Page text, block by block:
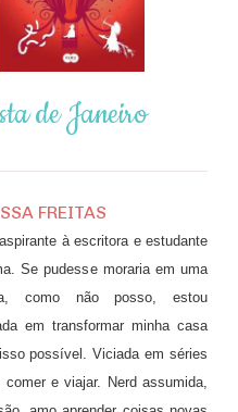
de Janeiro
FREITAS
à escritora e estudante
Se pudesse moraria em uma
como não posso, estou
em transformar minha casa
possível. Viciada em séries
e viajar. Nerd assumida,